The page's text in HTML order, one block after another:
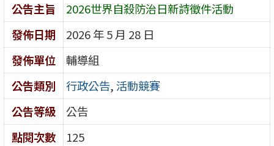
公告主旨
2026世界自殺防治日新詩徵件活動
發佈日期
2026 年 5 月 28 日
發佈單位
輔導組
公告類別
行政公告,活動競賽
公告等級
公告
點閱次數
125